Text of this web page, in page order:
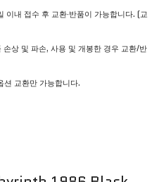
내 접수 후 교환∙반품이 가능합니다. (교
상 및 파손, 사용 및 개봉한 경우 교환/반
션 교환만 가능합니다.